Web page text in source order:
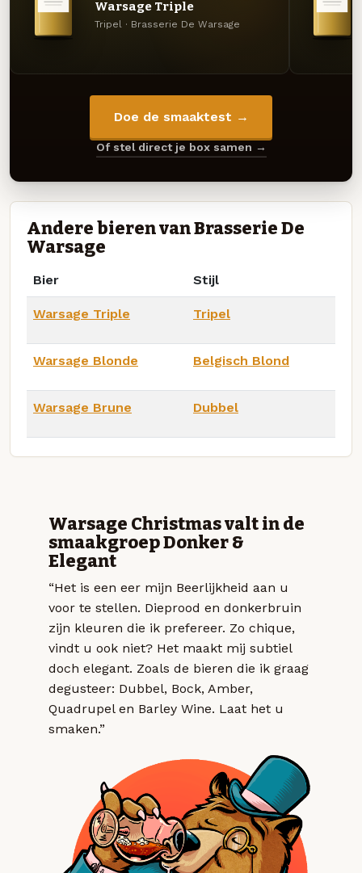
Warsage Triple
Tripel · Brasserie De Warsage
Doe de smaaktest →
Of stel direct je box samen →
Andere bieren van Brasserie De
Warsage
Bier Stijl
Warsage Triple Tripel
Warsage Blonde Belgisch Blond
Warsage Brune Dubbel
Warsage Christmas valt in de
smaakgroep Donker &
Elegant
“Het is een eer mijn Beerlijkheid aan u
voor te stellen. Dieprood en donkerbruin
zijn kleuren die ik prefereer. Zo chique,
vindt u ook niet? Het maakt mij subtiel
doch elegant. Zoals de bieren die ik graag
degusteer: Dubbel, Bock, Amber,
Quadrupel en Barley Wine. Laat het u
smaken.”